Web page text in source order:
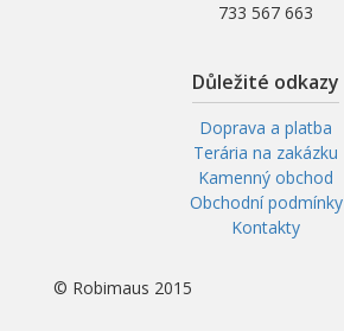
733 567 663
Důležité odkazy
Doprava a platba
Terária na zakázku
Kamenný obchod
Obchodní podmínky
Kontakty
© Robimaus 2015